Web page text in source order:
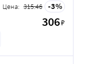
Цена: 315.46 3
306₽